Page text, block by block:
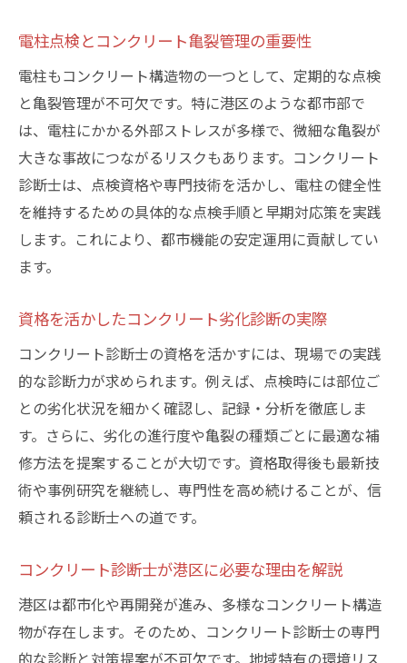
コンクリート診断士が実務で重視すべき視
点
インフラ維持管理における診断士の役割拡
大
電柱点検の経験を活かしたキャリアパス提
コンクリート亀裂対応の経験が生む信頼性
コンクリート亀裂問題への理解が合格のカ
ギ
診断士試験に役立つ勉強法と実務例の活用
電柱点検実務が生きる資格勉強のポイント
コンクリート診断士試験の頻出分野を徹底
分析
効果的な学習スケジュール作成の極意
コンクリート亀裂の早期発見と予防が重要
な理由
電柱点検とコンクリート亀裂管理の重要性
電柱もコンクリート構造物の一つとして、定期的な点検
と亀裂管理が不可欠です。特に港区のような都市部で
は、電柱にかかる外部ストレスが多様で、微細な亀裂が
大きな事故につながるリスクもあります。コンクリート
診断士は、点検資格や専門技術を活かし、電柱の健全性
を維持するための具体的な点検手順と早期対応策を実践
します。これにより、都市機能の安定運用に貢献してい
ます。
資格を活かしたコンクリート劣化診断の実際
コンクリート診断士の資格を活かすには、現場での実践
的な診断力が求められます。例えば、点検時には部位ご
との劣化状況を細かく確認し、記録・分析を徹底しま
す。さらに、劣化の進行度や亀裂の種類ごとに最適な補
修方法を提案することが大切です。資格取得後も最新技
術や事例研究を継続し、専門性を高め続けることが、信
頼される診断士への道です。
コンクリート診断士が港区に必要な理由を解説
港区は都市化や再開発が進み、多様なコンクリート構造
物が存在します。そのため、コンクリート診断士の専門
的な診断と対策提案が不可欠です。地域特有の環境リス